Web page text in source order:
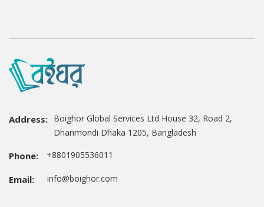
Address: Boighor Global Services Ltd House 32, Road 2,
Dhanmondi Dhaka 1205, Bangladesh
Phone: +8801905536011
Email: info@boighor.com